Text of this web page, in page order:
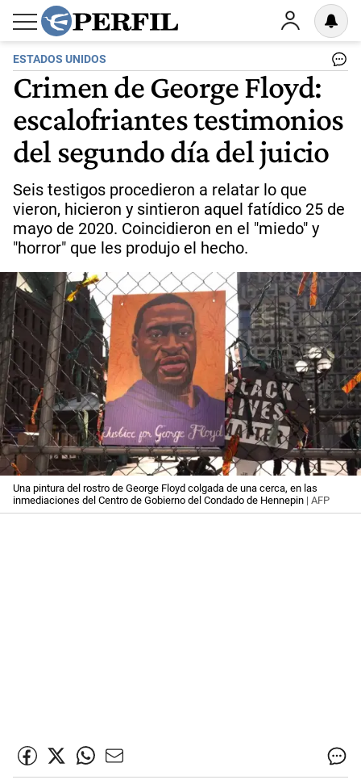
ESTADOS UNIDOS
Crimen de George Floyd:
escalofriantes testimonios
del segundo día del juicio
Seis testigos procedieron a relatar lo que
vieron, hicieron y sintieron aquel fatídico 25 de
mayo de 2020. Coincidieron en el "miedo" y
"horror" que les produjo el hecho.
Una pintura del rostro de George Floyd colgada de una cerca, en las
inmediaciones del Centro de Gobierno del Condado de Hennepin | AFP